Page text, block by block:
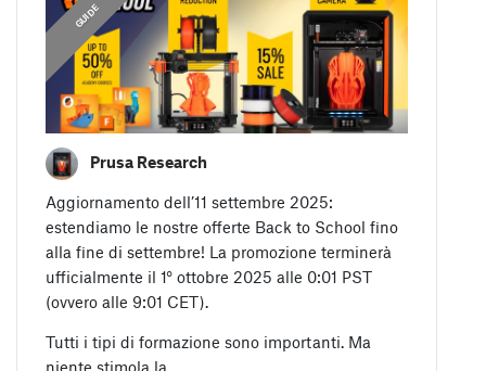
GUIDE
Prusa Research
Aggiornamento dell’11 settembre 2025:
estendiamo le nostre offerte Back to School fino
alla fine di settembre! La promozione terminerà
ufficialmente il 1° ottobre 2025 alle 0:01 PST
(ovvero alle 9:01 CET).
Tutti i tipi di formazione sono importanti. Ma
niente stimola la…